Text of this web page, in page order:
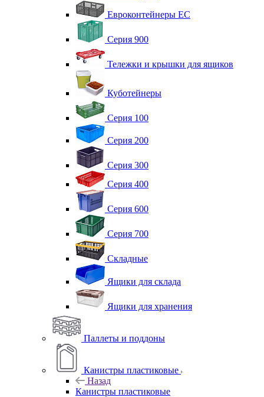
Евроконтейнеры ЕС
Серия 900
Тележки и крышки для ящиков
Куботейнеры
Серия 100
Серия 200
Серия 300
Серия 400
Серия 600
Серия 700
Складные
Ящики для склада
Ящики для хранения
Паллеты и поддоны
Канистры пластиковые
Назад
Канистры пластиковые